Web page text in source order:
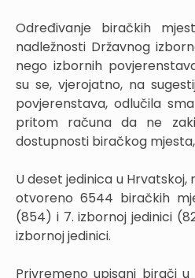
Određivanje biračkih
nadležnosti Državnog
nego izbornih
su se, vjerojatno, na
povjerenstava, odlučila
pritom računa da ne
dostupnosti biračkog mjesta,
U deset jedinica u
otvoreno 6544 biračkih
(854) i 7. izbornoj jedinici
izbornoj jedinici.
Privremeno upisani birači